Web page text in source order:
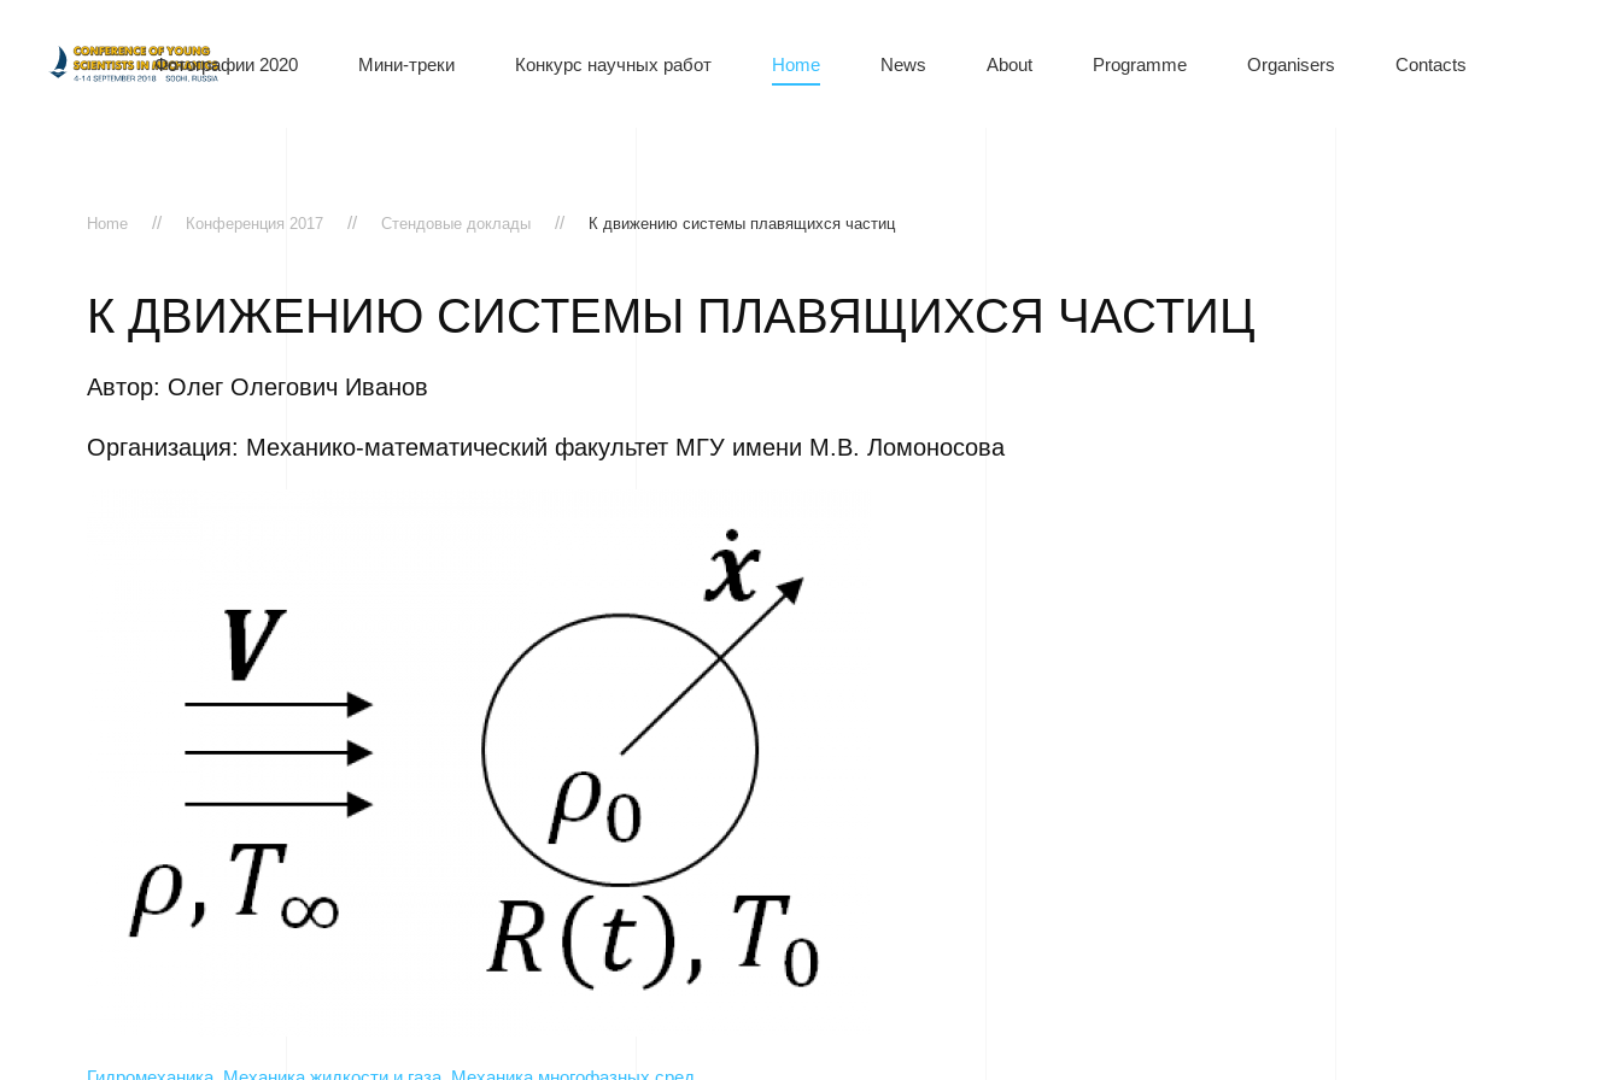
Фотографии 2020 Мини-треки Конкурс научных работ Home News About Programme Organisers Contacts
Home Конференция 2017 Стендовые доклады К движению системы плавящихся частиц
К ДВИЖЕНИЮ СИСТЕМЫ ПЛАВЯЩИХСЯ ЧАСТИЦ
Автор: Олег Олегович Иванов
Организация: Механико-математический факультет МГУ имени М.В. Ломоносова